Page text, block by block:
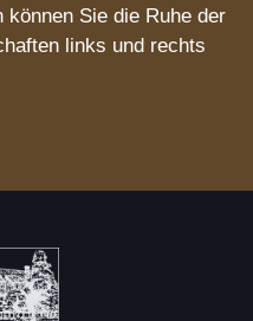
Sie die Ruhe der
links und rechts